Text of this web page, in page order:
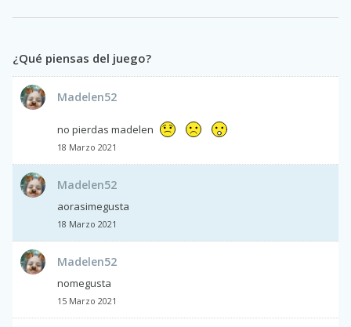
¿Qué piensas del juego?
Madelen52
no pierdas madelen
18 Marzo 2021
Madelen52
aorasimegusta
18 Marzo 2021
Madelen52
nomegusta
15 Marzo 2021